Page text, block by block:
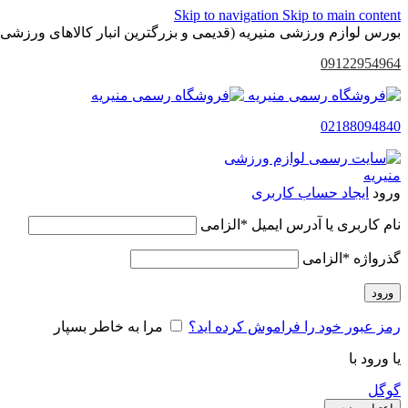
Skip to navigation Skip to main content
بورس لوازم ورزشی منیریه (قدیمی و بزرگترین انبار کالاهای ورزشی
09122954964
02188094840
ورود ایجاد حساب کاربری
نام کاربری یا آدرس ایمیل * الزامی
گذرواژه * الزامی
ورود
رمز عبور خود را فراموش کرده اید؟ مرا به خاطر بسپار
یا ورود با
گوگل